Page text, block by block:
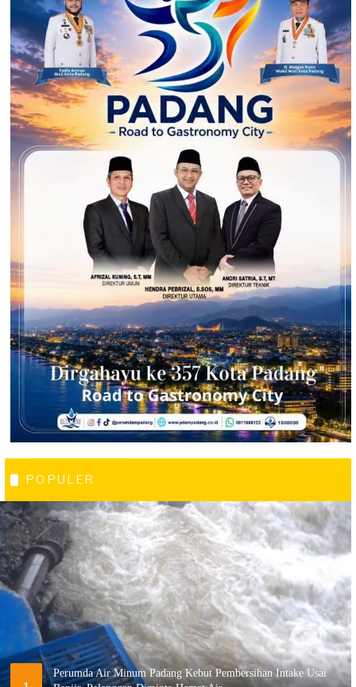
POPULER
Perumda Air Minum Padang Kebut Pembersihan Intake Usai